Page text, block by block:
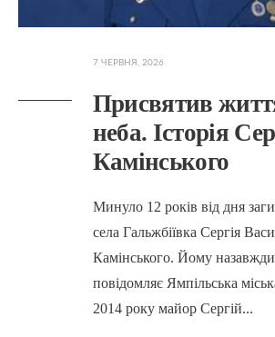
7 ЧЕРВНЯ, 2026
Присвятив
неба. Історія
Камінського
Минуло 12 років від дня
села Гальжбіївка Сергія
Камінського. Йому
повідомляє Ямпільська
2014 року майор Сергій...